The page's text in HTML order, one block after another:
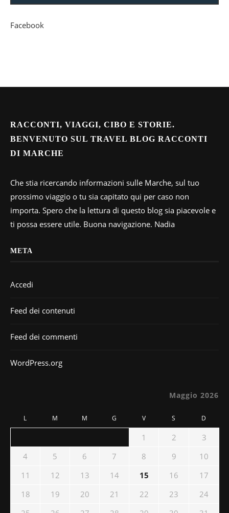
Facebook
RACCONTI, VIAGGI, CIBO E STORIE.
BENVENUTO SUL TRAVEL BLOG RACCONTI
DI MARCHE
Che stia ricercando informazioni sulle Marche, sul tuo
prossimo viaggio o tu sia capitato qui per caso non
importa. Spero che la lettura di questo blog sia piacevole e
ti possa essere utile. Buona navigazione. Nadia
META
Accedi
Feed dei contenuti
Feed dei commenti
WordPress.org
Maggio 2026
L M M G V S D
1 2
3
4
5 6 7 8 9
10
11
12 13 14 15 16
17
18
19 20 21 22 23
24